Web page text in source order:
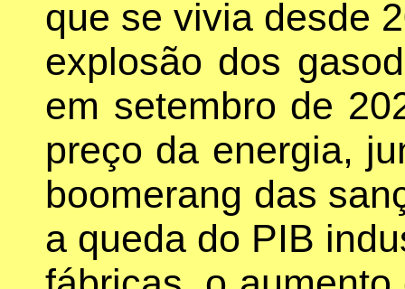
que se vivia desde
explosão dos
em setembro de
preço da energia,
boomerang das
a queda do PIB